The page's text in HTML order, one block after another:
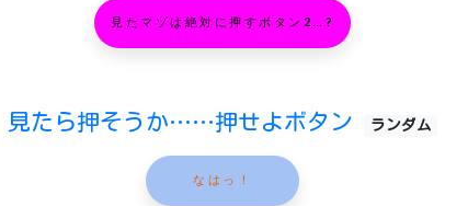
見たマゾは絶対に押すボタン2…?
見たら押そうか……押せよボタン ランダム
なはっ！